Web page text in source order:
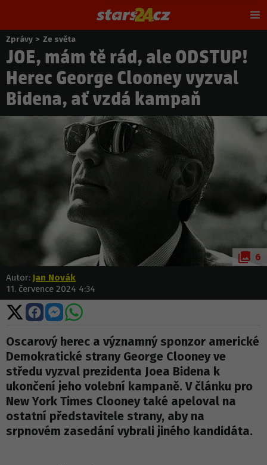
Nacházíte
se
zde:
Zprávy > Ze světa
JOE, mám tě rád, ale ODSTUP!
Herec George Clooney vyzval
Bidena, ať vzdá kampaň
6
Autor: Jan Novák
11. července 2024 4:34
Sdílet
na
X
Sdílet
na
Facebooku
Sdílet
na
Messengeru
Sdílet
WhatsApp
Oscarový herec a významný sponzor americké
Demokratické strany George Clooney ve
středu vyzval prezidenta Joea Bidena k
ukončení jeho volební kampaně. V článku pro
New York Times Clooney také apeloval na
ostatní představitele strany, aby na
srpnovém zasedání vybrali jiného kandidáta.